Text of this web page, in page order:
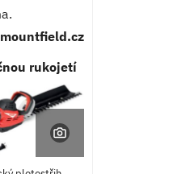
rukojetí